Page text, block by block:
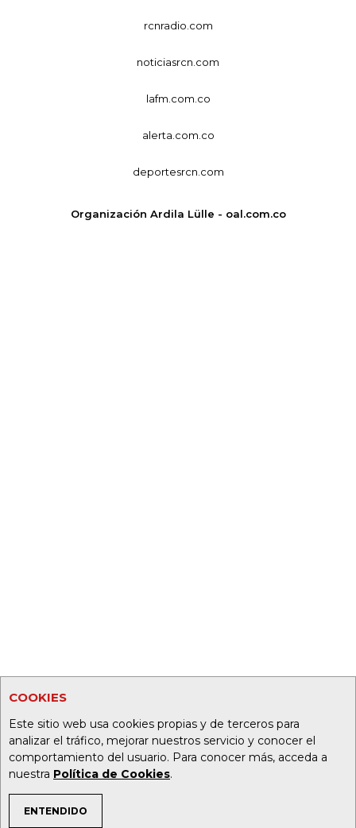
COOKIES
Este sitio web usa cookies propias y de terceros para
analizar el tráfico, mejorar nuestros servicio y conocer el
comportamiento del usuario. Para conocer más, acceda a
nuestra Política de Cookies.
ENTENDIDO
TEMAS DE INTERÉS
rcnradio.com
noticiasrcn.com
lafm.com.co
alerta.com.co
deportesrcn.com
Organización Ardila Lülle - oal.com.co